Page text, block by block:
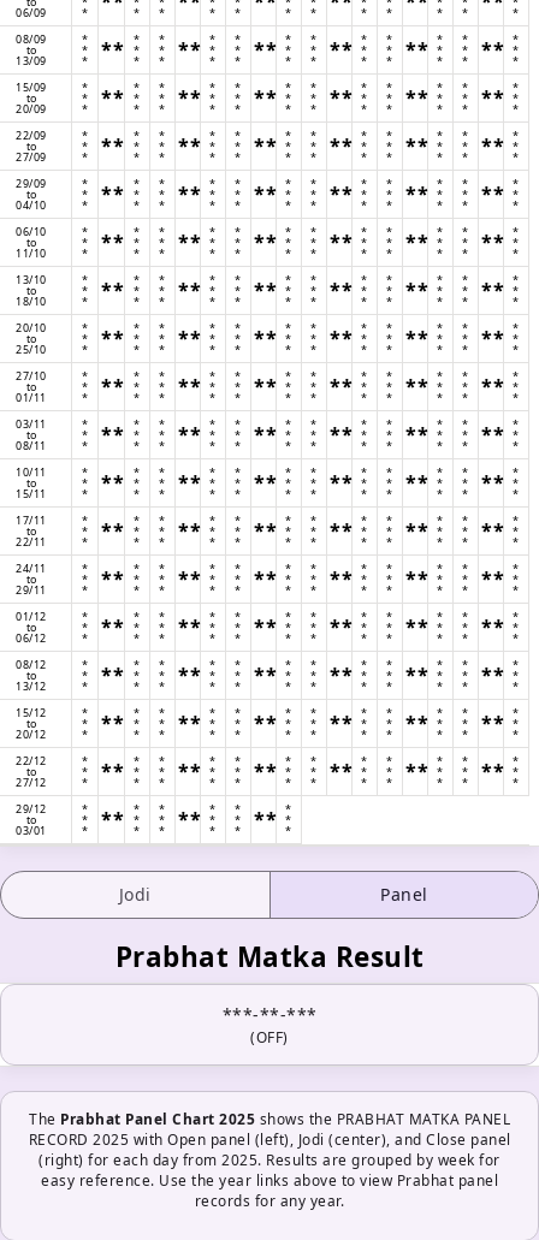
06/09 * * * * * * * * * * *
*
08/09
to
13/09
*
*
* ** *
*
*
*
*
* ** *
*
*
*
*
* ** *
*
*
*
*
* ** *
*
*
*
*
* ** *
*
*
*
*
* ** *
*
*
15/09
to
20/09
*
*
* ** *
*
*
*
*
* ** *
*
*
*
*
* ** *
*
*
*
*
* ** *
*
*
*
*
* ** *
*
*
*
*
* ** *
*
*
22/09
to
27/09
*
*
* ** *
*
*
*
*
* ** *
*
*
*
*
* ** *
*
*
*
*
* ** *
*
*
*
*
* ** *
*
*
*
*
* ** *
*
*
29/09
to
04/10
*
*
* ** *
*
*
*
*
* ** *
*
*
*
*
* ** *
*
*
*
*
* ** *
*
*
*
*
* ** *
*
*
*
*
* ** *
*
*
06/10
to
11/10
*
*
* ** *
*
*
*
*
* ** *
*
*
*
*
* ** *
*
*
*
*
* ** *
*
*
*
*
* ** *
*
*
*
*
* ** *
*
*
13/10
to
18/10
*
*
* ** *
*
*
*
*
* ** *
*
*
*
*
* ** *
*
*
*
*
* ** *
*
*
*
*
* ** *
*
*
*
*
* ** *
*
*
20/10
to
25/10
*
*
* ** *
*
*
*
*
* ** *
*
*
*
*
* ** *
*
*
*
*
* ** *
*
*
*
*
* ** *
*
*
*
*
* ** *
*
*
27/10
to
01/11
*
*
* ** *
*
*
*
*
* ** *
*
*
*
*
* ** *
*
*
*
*
* ** *
*
*
*
*
* ** *
*
*
*
*
* ** *
*
*
03/11
to
08/11
*
*
* ** *
*
*
*
*
* ** *
*
*
*
*
* ** *
*
*
*
*
* ** *
*
*
*
*
* ** *
*
*
*
*
* ** *
*
*
10/11
to
15/11
*
*
* ** *
*
*
*
*
* ** *
*
*
*
*
* ** *
*
*
*
*
* ** *
*
*
*
*
* ** *
*
*
*
*
* ** *
*
*
17/11
to
22/11
*
*
* ** *
*
*
*
*
* ** *
*
*
*
*
* ** *
*
*
*
*
* ** *
*
*
*
*
* ** *
*
*
*
*
* ** *
*
*
24/11
to
29/11
*
*
* ** *
*
*
*
*
* ** *
*
*
*
*
* ** *
*
*
*
*
* ** *
*
*
*
*
* ** *
*
*
*
*
* ** *
*
*
01/12
to
06/12
*
*
* ** *
*
*
*
*
* ** *
*
*
*
*
* ** *
*
*
*
*
* ** *
*
*
*
*
* ** *
*
*
*
*
* ** *
*
*
08/12
to
13/12
*
*
* ** *
*
*
*
*
* ** *
*
*
*
*
* ** *
*
*
*
*
* ** *
*
*
*
*
* ** *
*
*
*
*
* ** *
*
*
15/12
to
20/12
*
*
* ** *
*
*
*
*
* ** *
*
*
*
*
* ** *
*
*
*
*
* ** *
*
*
*
*
* ** *
*
*
*
*
* ** *
*
*
22/12
to
27/12
*
*
* ** *
*
*
*
*
* ** *
*
*
*
*
* ** *
*
*
*
*
* ** *
*
*
*
*
* ** *
*
*
*
*
* ** *
*
*
29/12
to
03/01
*
*
* ** *
*
*
*
*
* ** *
*
*
*
*
* ** *
*
*
Jodi Panel
Prabhat Matka Result
***-**-***
(OFF)
The Prabhat Panel Chart 2025 shows the PRABHAT MATKA PANEL
RECORD 2025 with Open panel (left), Jodi (center), and Close panel
(right) for each day from 2025. Results are grouped by week for
easy reference. Use the year links above to view Prabhat panel
records for any year.